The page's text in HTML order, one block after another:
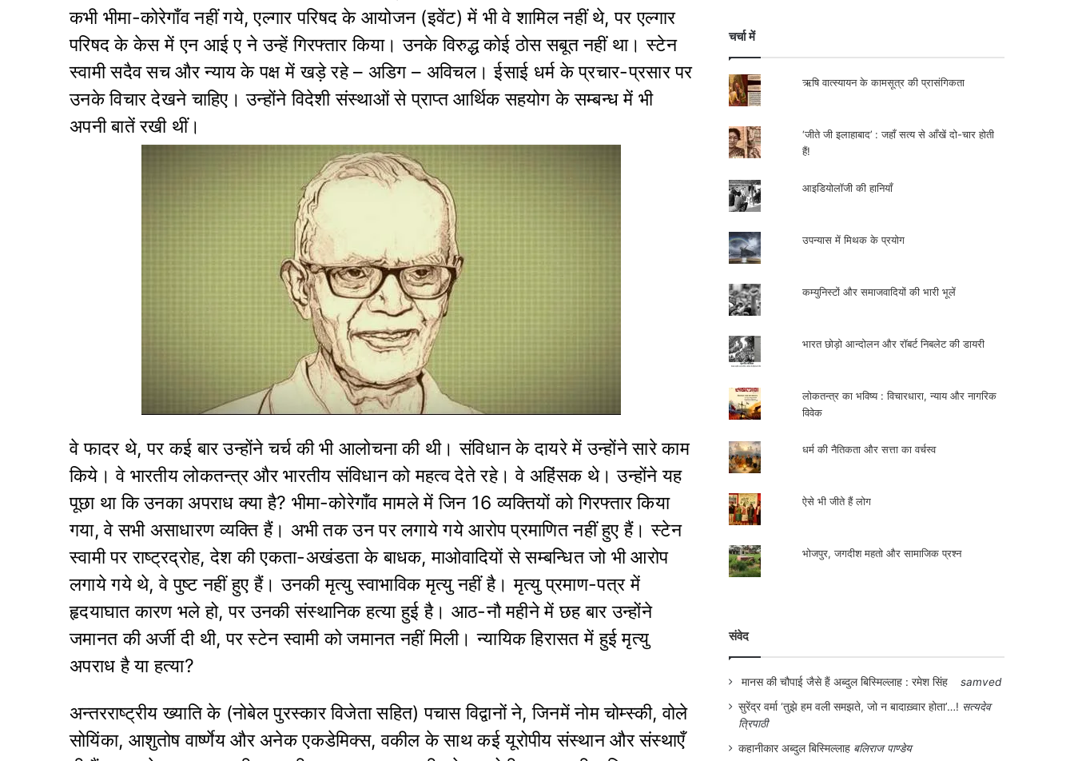
कभी भीमा-कोरेगाँव नहीं गये, एल्गार परिषद के आयोजन (इवेंट) में भी वे शामिल नहीं थे, पर एल्गार
परिषद के केस में एन आई ए ने उन्हें गिरफ्तार किया। उनके विरुद्ध कोई ठोस सबूत नहीं था। स्टेन
स्वामी सदैव सच और न्याय के पक्ष में खड़े रहे – अडिग – अविचल। ईसाई धर्म के प्रचार-प्रसार पर
उनके विचार देखने चाहिए। उन्होंने विदेशी संस्थाओं से प्राप्त आर्थिक सहयोग के सम्बन्ध में भी
अपनी बातें रखी थीं।
वे फादर थे, पर कई बार उन्होंने चर्च की भी आलोचना की थी। संविधान के दायरे में उन्होंने सारे काम
किये। वे भारतीय लोकतन्त्र और भारतीय संविधान को महत्व देते रहे। वे अहिंसक थे। उन्होंने यह
पूछा था कि उनका अपराध क्या है? भीमा-कोरेगाँव मामले में जिन 16 व्यक्तियों को गिरफ्तार किया
गया, वे सभी असाधारण व्यक्ति हैं। अभी तक उन पर लगाये गये आरोप प्रमाणित नहीं हुए हैं। स्टेन
स्वामी पर राष्ट्रद्रोह, देश की एकता-अखंडता के बाधक, माओवादियों से सम्बन्धित जो भी आरोप
लगाये गये थे, वे पुष्ट नहीं हुए हैं। उनकी मृत्यु स्वाभाविक मृत्यु नहीं है। मृत्यु प्रमाण-पत्र में
हृदयाघात कारण भले हो, पर उनकी संस्थानिक हत्या हुई है। आठ-नौ महीने में छह बार उन्होंने
जमानत की अर्जी दी थी, पर स्टेन स्वामी को जमानत नहीं मिली। न्यायिक हिरासत में हुई मृत्यु
अपराध है या हत्या?
अन्तरराष्ट्रीय ख्याति के (नोबेल पुरस्कार विजेता सहित) पचास विद्वानों ने, जिनमें नोम चोम्स्की, वोले
सोयिंका, आशुतोष वार्ष्णेय और अनेक एकडेमिक्स, वकील के साथ कई यूरोपीय संस्थान और संस्थाएँ
चर्चा में
ऋषि वात्स्यायन के कामसूत्र की प्रासंगिकता
‘जीते जी इलाहाबाद’ : जहाँ सत्य से आँखें दो-चार होती
हैं!
आइडियोलॉजी की हानियाँ
उपन्यास में मिथक के प्रयोग
कम्युनिस्टों और समाजवादियों की भारी भूलें
भारत छोड़ो आन्दोलन और रॉबर्ट निबलेट की डायरी
लोकतन्त्र का भविष्य : विचारधारा, न्याय और नागरिक
विवेक
धर्म की नैतिकता और सत्ता का वर्चस्व
ऐसे भी जीते हैं लोग
भोजपुर, जगदीश महतो और सामाजिक प्रश्न
संवेद
मानस की चौपाई जैसे हैं अब्दुल बिस्मिल्लाह : रमेश सिंह
samved
सुरेंद्र वर्मा ‘तुझे हम वली समझते, जो न बादाख़्वार होता’…! सत्यदेव
त्रिपाठी
कहानीकार अब्दुल बिस्मिल्लाह बलिराज पाण्डेय